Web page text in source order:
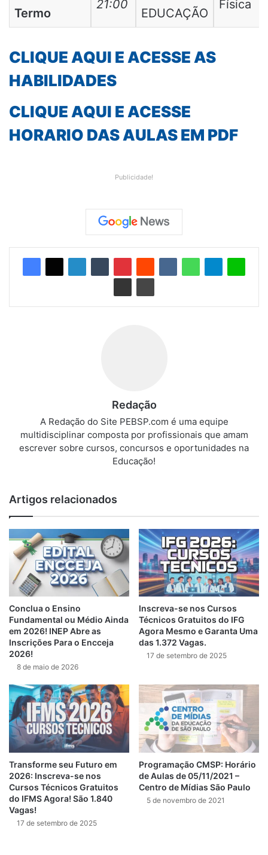
Termo
21:00
EDUCAÇÃO
Física
CLIQUE AQUI E ACESSE AS
HABILIDADES
CLIQUE AQUI E ACESSE
HORARIO DAS AULAS EM PDF
Publicidade!
Redação
A Redação do Site PEBSP.com é uma equipe
multidisciplinar composta por profissionais que amam
escrever sobre cursos, concursos e oportunidades na
Educação!
Artigos relacionados
Conclua o Ensino
Fundamental ou Médio Ainda
em 2026! INEP Abre as
Inscrições Para o Encceja
2026!
8 de maio de 2026
Inscreva-se nos Cursos
Técnicos Gratuitos do IFG
Agora Mesmo e Garanta Uma
das 1.372 Vagas.
17 de setembro de 2025
Transforme seu Futuro em
2026: Inscreva-se nos
Cursos Técnicos Gratuitos
do IFMS Agora! São 1.840
Vagas!
17 de setembro de 2025
Programação CMSP: Horário
de Aulas de 05/11/2021 –
Centro de Mídias São Paulo
5 de novembro de 2021